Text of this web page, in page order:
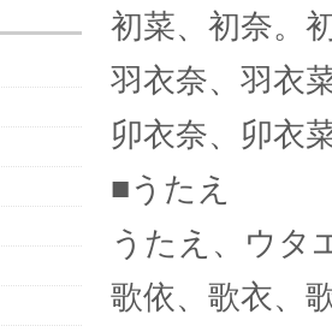
初菜、初奈。
羽衣奈、羽衣
卯衣奈、卯衣
■うたえ
うたえ、ウタ
歌依、歌衣、